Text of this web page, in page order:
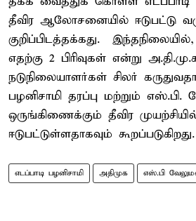
தீவிர ஆலோசனையில் ஈடுபட்டு
குறிப்பிடத்தக்கது.
எதற்கு 2 பிரிவுகள் என்று
நடுநிலையாளர்கள் சிலர்
பழனிசாமி தரப்பு மற்றும்
ஒருங்கிணைக்கும் தீவிர
ஈடுபட்டுள்ளதாகவும் கூறப்படுகிறது.
எடப்பாடி பழனிசாமி அதிமுக எஸ்.பி